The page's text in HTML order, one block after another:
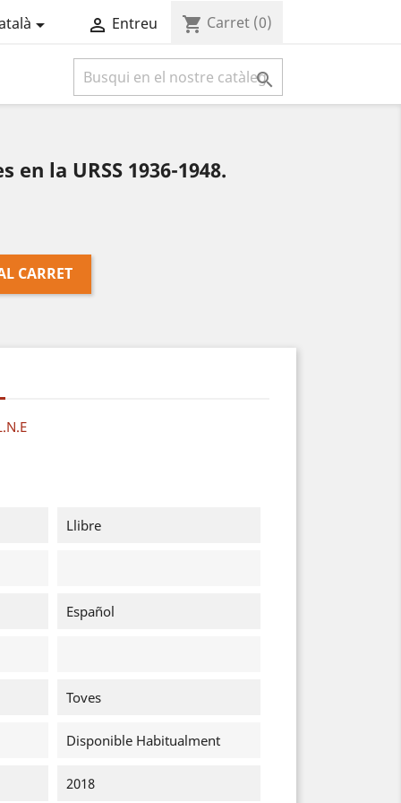
  Entreu shopping_cart Carret (0)

en la URSS 1936-1948.
CARRET
Llibre
Español
Toves
Disponible Habitualment
2018